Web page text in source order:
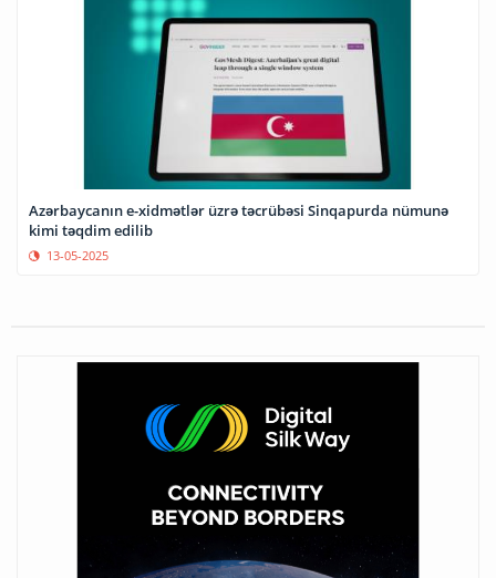
Azərbaycanın e-xidmətlər üzrə təcrübəsi Sinqapurda nümunə
kimi təqdim edilib
13-05-2025